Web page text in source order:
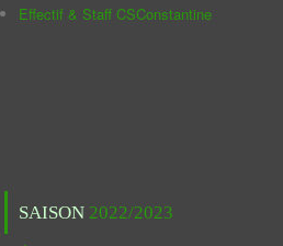
Effectif & Staff CSConstantine
SAISON 2022/2023